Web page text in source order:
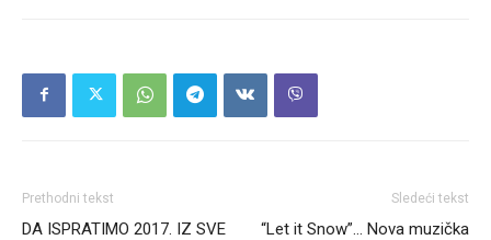
Prethodni tekst
DA ISPRATIMO 2017. IZ SVE
Sledeći tekst
“Let it Snow”… Nova muzička